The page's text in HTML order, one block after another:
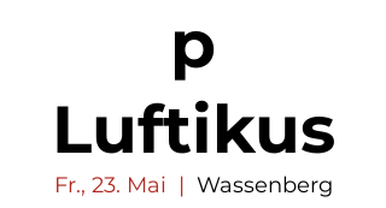
p
Luftikus
Fr., 23. Mai
  |
Wassenberg